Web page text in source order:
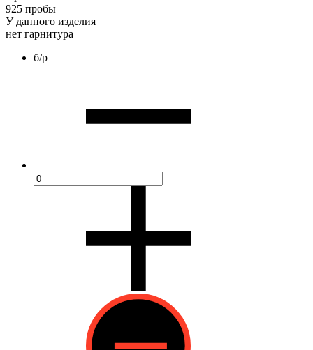
925 пробы
У данного изделия
нет гарнитура
б/р